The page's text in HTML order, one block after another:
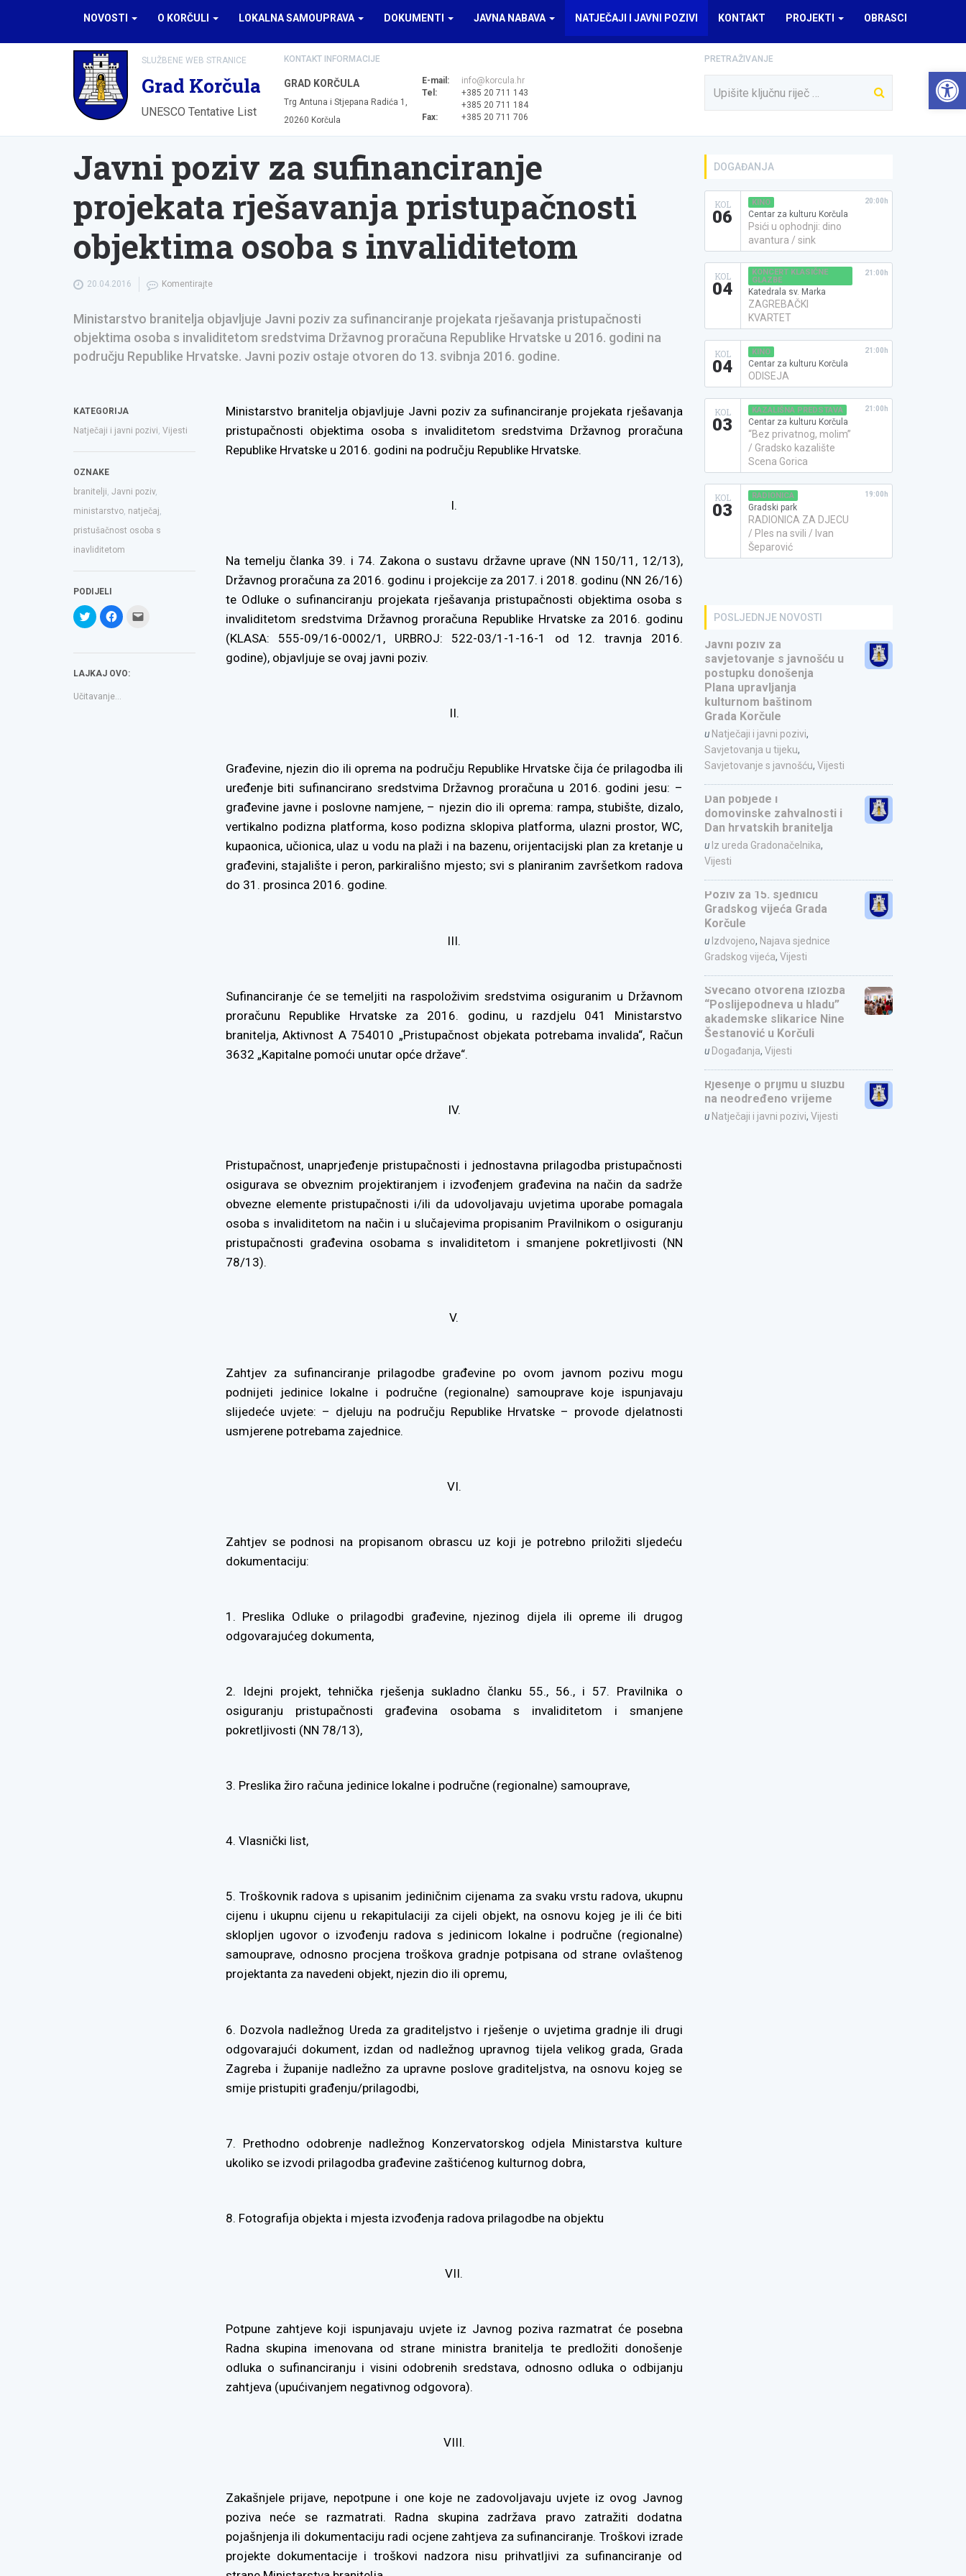
NOVOSTI O KORČULI LOKALNA SAMOUPRAVA DOKUMENTI JAVNA NABAVA NATJEČAJI I JAVNI POZIVI KONTAKT PROJEKTI OBRASCI
SLUŽBENE WEB STRANICE
Grad Korčula
UNESCO Tentative List
KONTAKT INFORMACIJE
GRAD KORČULA
Trg Antuna i Stjepana Radića 1,
20260 Korčula
E-mail:
info@korcula.hr
Tel:
+385 20 711 143
+385 20 711 184
Fax:
+385 20 711 706
PRETRAŽIVANJE
Javni poziv za sufinanciranje
projekata rješavanja pristupačnosti
objektima osoba s invaliditetom
20.04.2016 Komentirajte
Ministarstvo branitelja objavljuje Javni poziv za sufinanciranje projekata rješavanja pristupačnosti
objektima osoba s invaliditetom sredstvima Državnog proračuna Republike Hrvatske u 2016. godini na
području Republike Hrvatske. Javni poziv ostaje otvoren do 13. svibnja 2016. godine.
Ministarstvo branitelja objavljuje Javni poziv za sufinanciranje projekata rješavanja
pristupačnosti objektima osoba s invaliditetom sredstvima Državnog proračuna
Republike Hrvatske u 2016. godini na području Republike Hrvatske.
I.
Na temelju članka 39. i 74. Zakona o sustavu državne uprave (NN 150/11, 12/13),
Državnog proračuna za 2016. godinu i projekcije za 2017. i 2018. godinu (NN 26/16)
te Odluke o sufinanciranju projekata rješavanja pristupačnosti objektima osoba s
invaliditetom sredstvima Državnog proračuna Republike Hrvatske za 2016. godinu
(KLASA: 555-09/16-0002/1, URBROJ: 522-03/1-1-16-1 od 12. travnja 2016.
godine), objavljuje se ovaj javni poziv.
II.
Građevine, njezin dio ili oprema na području Republike Hrvatske čija će prilagodba ili
uređenje biti sufinancirano sredstvima Državnog proračuna u 2016. godini jesu: –
građevine javne i poslovne namjene, – njezin dio ili oprema: rampa, stubište, dizalo,
vertikalno podizna platforma, koso podizna sklopiva platforma, ulazni prostor, WC,
kupaonica, učionica, ulaz u vodu na plaži i na bazenu, orijentacijski plan za kretanje u
građevini, stajalište i peron, parkirališno mjesto; svi s planiranim završetkom radova
do 31. prosinca 2016. godine.
III.
Sufinanciranje će se temeljiti na raspoloživim sredstvima osiguranim u Državnom
proračunu Republike Hrvatske za 2016. godinu, u razdjelu 041 Ministarstvo
branitelja, Aktivnost A 754010 „Pristupačnost objekata potrebama invalida“, Račun
3632 „Kapitalne pomoći unutar opće države“.
IV.
Pristupačnost, unaprjeđenje pristupačnosti i jednostavna prilagodba pristupačnosti
osigurava se obveznim projektiranjem i izvođenjem građevina na način da sadrže
obvezne elemente pristupačnosti i/ili da udovoljavaju uvjetima uporabe pomagala
osoba s invaliditetom na način i u slučajevima propisanim Pravilnikom o osiguranju
pristupačnosti građevina osobama s invaliditetom i smanjene pokretljivosti (NN
78/13).
V.
Zahtjev za sufinanciranje prilagodbe građevine po ovom javnom pozivu mogu
podnijeti jedinice lokalne i područne (regionalne) samouprave koje ispunjavaju
slijedeće uvjete: – djeluju na području Republike Hrvatske – provode djelatnosti
usmjerene potrebama zajednice.
VI.
Zahtjev se podnosi na propisanom obrascu uz koji je potrebno priložiti sljedeću
dokumentaciju:
1. Preslika Odluke o prilagodbi građevine, njezinog dijela ili opreme ili drugog
odgovarajućeg dokumenta,
2. Idejni projekt, tehnička rješenja sukladno članku 55., 56., i 57. Pravilnika o
osiguranju pristupačnosti građevina osobama s invaliditetom i smanjene
pokretljivosti (NN 78/13),
3. Preslika žiro računa jedinice lokalne i područne (regionalne) samouprave,
4. Vlasnički list,
5. Troškovnik radova s upisanim jediničnim cijenama za svaku vrstu radova, ukupnu
cijenu i ukupnu cijenu u rekapitulaciji za cijeli objekt, na osnovu kojeg je ili će biti
sklopljen ugovor o izvođenju radova s jedinicom lokalne i područne (regionalne)
samouprave, odnosno procjena troškova gradnje potpisana od strane ovlaštenog
projektanta za navedeni objekt, njezin dio ili opremu,
6. Dozvola nadležnog Ureda za graditeljstvo i rješenje o uvjetima gradnje ili drugi
odgovarajući dokument, izdan od nadležnog upravnog tijela velikog grada, Grada
Zagreba i županije nadležno za upravne poslove graditeljstva, na osnovu kojeg se
smije pristupiti građenju/prilagodbi,
7. Prethodno odobrenje nadležnog Konzervatorskog odjela Ministarstva kulture
ukoliko se izvodi prilagodba građevine zaštićenog kulturnog dobra,
8. Fotografija objekta i mjesta izvođenja radova prilagodbe na objektu
VII.
Potpune zahtjeve koji ispunjavaju uvjete iz Javnog poziva razmatrat će posebna
Radna skupina imenovana od strane ministra branitelja te predložiti donošenje
odluka o sufinanciranju i visini odobrenih sredstava, odnosno odluka o odbijanju
zahtjeva (upućivanjem negativnog odgovora).
VIII.
Zakašnjele prijave, nepotpune i one koje ne zadovoljavaju uvjete iz ovog Javnog
poziva neće se razmatrati. Radna skupina zadržava pravo zatražiti dodatna
pojašnjenja ili dokumentaciju radi ocjene zahtjeva za sufinanciranje. Troškovi izrade
projekte dokumentacije i troškovi nadzora nisu prihvatljivi za sufinanciranje od
KATEGORIJA
Natječaji i javni pozivi, Vijesti
OZNAKE
branitelji, Javni poziv,
ministarstvo, natječaj,
pristušačnost osoba s
inavliditetom
PODIJELI
Podijeli
na
Twitteru
u
prozoru)
Klikom
podijelite
u
prozoru)
to
LAJKAJ OVO:
Učitavanje...
DOGAĐANJA
KOL
06
KINO
Centar za kulturu Korčula
Psići u ophodnji: dino
avantura / sink
20:00h
KOL
04
KONCERT KLASIČNE
GLAZBE
Katedrala sv. Marka
ZAGREBAČKI
KVARTET
21:00h
KOL
04
KINO
Centar za kulturu Korčula
ODISEJA
21:00h
KOL
03
KAZALIŠNA PREDSTAVA
Centar za kulturu Korčula
“Bez privatnog, molim”
/ Gradsko kazalište
Scena Gorica
21:00h
KOL
03
RADIONICA
Gradski park
RADIONICA ZA DJECU
/ Ples na svili / Ivan
Šeparović
19:00h
POSLJEDNJE NOVOSTI
Javni poziv za
savjetovanje s javnošću u
postupku donošenja
Plana upravljanja
kulturnom baštinom
Grada Korčule
u Natječaji i javni pozivi,
Savjetovanja u tijeku,
Savjetovanje s javnošću, Vijesti
Dan pobjede i
domovinske zahvalnosti i
Dan hrvatskih branitelja
u Iz ureda Gradonačelnika,
Vijesti
Poziv za 15. sjednicu
Gradskog vijeća Grada
Korčule
u Izdvojeno, Najava sjednice
Gradskog vijeća, Vijesti
Svečano otvorena izložba
“Poslijepodneva u hladu”
akademske slikarice Nine
Šestanović u Korčuli
u Događanja, Vijesti
Rješenje o prijmu u službu
na neodređeno vrijeme
u Natječaji i javni pozivi, Vijesti